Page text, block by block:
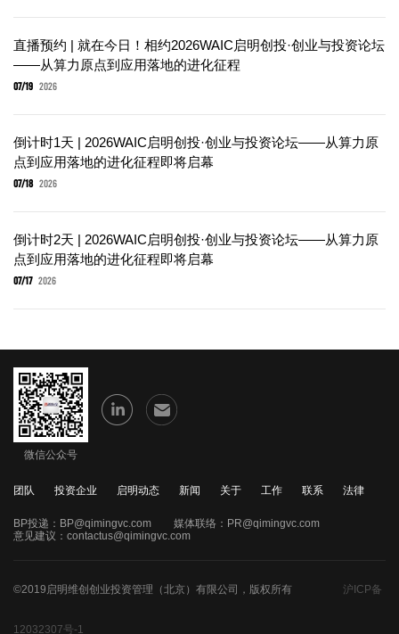
直播预约 | 就在今日！相约2026WAIC启明创投·创业与投资论坛
——从算力原点到应用落地的进化征程
07/19 2026
倒计时1天 | 2026WAIC启明创投·创业与投资论坛——从算力原
点到应用落地的进化征程即将启幕
07/18 2026
倒计时2天 | 2026WAIC启明创投·创业与投资论坛——从算力原
点到应用落地的进化征程即将启幕
07/17 2026
微信公众号
团队 投资企业 启明动态 新闻 关于 工作 联系 法律
BP投递： BP@qimingvc.com 媒体联络： PR@qimingvc.com
意见建议： contactus@qimingvc.com
©2019启明维创创业投资管理（北京）有限公司，版权所有 沪ICP备
12032307号-1